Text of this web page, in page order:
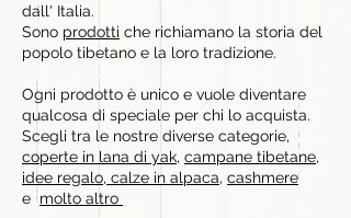
dall' Italia.
Sono prodotti che richiamano la storia del
popolo tibetano e la loro tradizione.
Ogni prodotto è unico e vuole diventare
qualcosa di speciale per chi lo acquista.
Scegli tra le nostre diverse categorie,
coperte in lana di yak, campane tibetane,
idee regalo, calze in alpaca, cashmere
emolto altro